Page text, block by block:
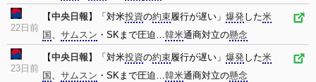
22日前
【中央日報 】「対米投資の約束履行が遅い」 爆発 した米
国 、 サムスン ・SKまで圧迫…韓米通商対立の懸念
23日前
【中央日報 】「対米投資の約束履行が遅い」 爆発 した米
国 、 サムスン ・SKまで圧迫…韓米通商対立の懸念